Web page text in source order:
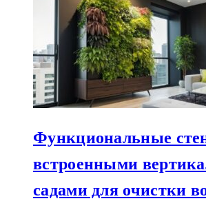
Функциональные
встроенными
садами для очистки